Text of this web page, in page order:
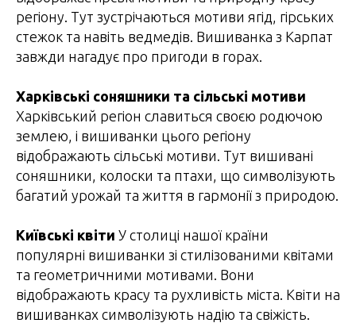
регіону. Тут зустрічаються мотиви ягід, гірських
стежок та навіть ведмедів. Вишиванка з Карпат
завжди нагадує про пригоди в горах.
Харківські соняшники та сільські мотиви
Харківський регіон славиться своєю родючою
землею, і вишиванки цього регіону
відображають сільські мотиви. Тут вишивані
соняшники, колоски та птахи, що символізують
багатий урожай та життя в гармонії з природою.
Київські квіти У столиці нашої країни
популярні вишиванки зі стилізованими квітами
та геометричними мотивами. Вони
відображають красу та рухливість міста. Квіти на
вишиванках символізують надію та свіжість.